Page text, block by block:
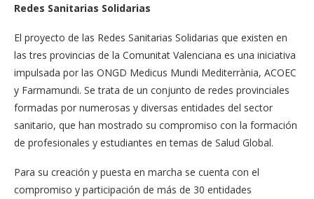
Redes Sanitarias Solidarias
El proyecto de las Redes Sanitarias Solidarias que existen en
las tres provincias de la Comunitat Valenciana es una iniciativa
impulsada por las ONGD Medicus Mundi Mediterrània, ACOEC
y Farmamundi. Se trata de un conjunto de redes provinciales
formadas por numerosas y diversas entidades del sector
sanitario, que han mostrado su compromiso con la formación
de profesionales y estudiantes en temas de Salud Global.
Para su creación y puesta en marcha se cuenta con el
compromiso y participación de más de 30 entidades